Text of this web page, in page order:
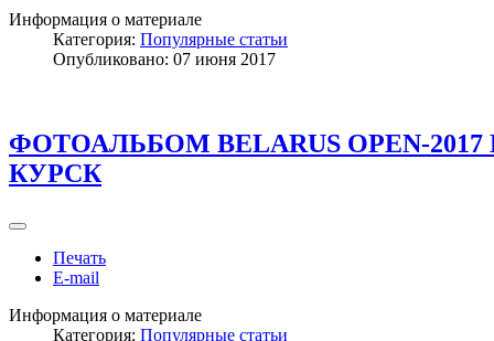
Информация о материале
Категория: Популярные статьи
Опубликовано: 07 июня 2017
ФОТОАЛЬБОМ BELARUS OPEN-
КУРСК
Печать
E-mail
Информация о материале
Категория: Популярные статьи